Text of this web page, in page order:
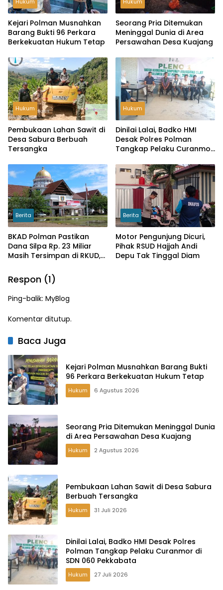
Hukum
Kejari Polman Musnahkan
Barang Bukti 96 Perkara
Berkekuatan Hukum Tetap
Hukum
Seorang Pria Ditemukan
Meninggal Dunia di Area
Persawahan Desa Kuajang
Hukum
Pembukaan Lahan Sawit di
Desa Sabura Berbuah
Tersangka
Hukum
Dinilai Lalai, Badko HMI
Desak Polres Polman
Tangkap Pelaku Curanmor
Berita
BKAD Polman Pastikan
Dana Silpa Rp. 23 Miliar
Masih Tersimpan di RKUD,
Keberadaannya
Berita
Motor Pengunjung Dicuri,
Pihak RSUD Hajjah Andi
Depu Tak Tinggal Diam
Respon (1)
Ping-balik: MyBlog
Komentar ditutup.
Baca Juga
Kejari Polman Musnahkan Barang Bukti
96 Perkara Berkekuatan Hukum Tetap
Hukum 6 Agustus 2026
Seorang Pria Ditemukan Meninggal Dunia
di Area Persawahan Desa Kuajang
Hukum 2 Agustus 2026
Pembukaan Lahan Sawit di Desa Sabura
Berbuah Tersangka
Hukum 31 Juli 2026
Dinilai Lalai, Badko HMI Desak Polres
Polman Tangkap Pelaku Curanmor di
SDN 060 Pekkabata
Hukum 27 Juli 2026